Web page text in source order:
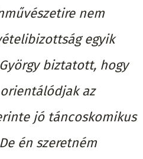
nem
egyik
biztatott, hogy
az
jó táncoskomikus
én szeretném